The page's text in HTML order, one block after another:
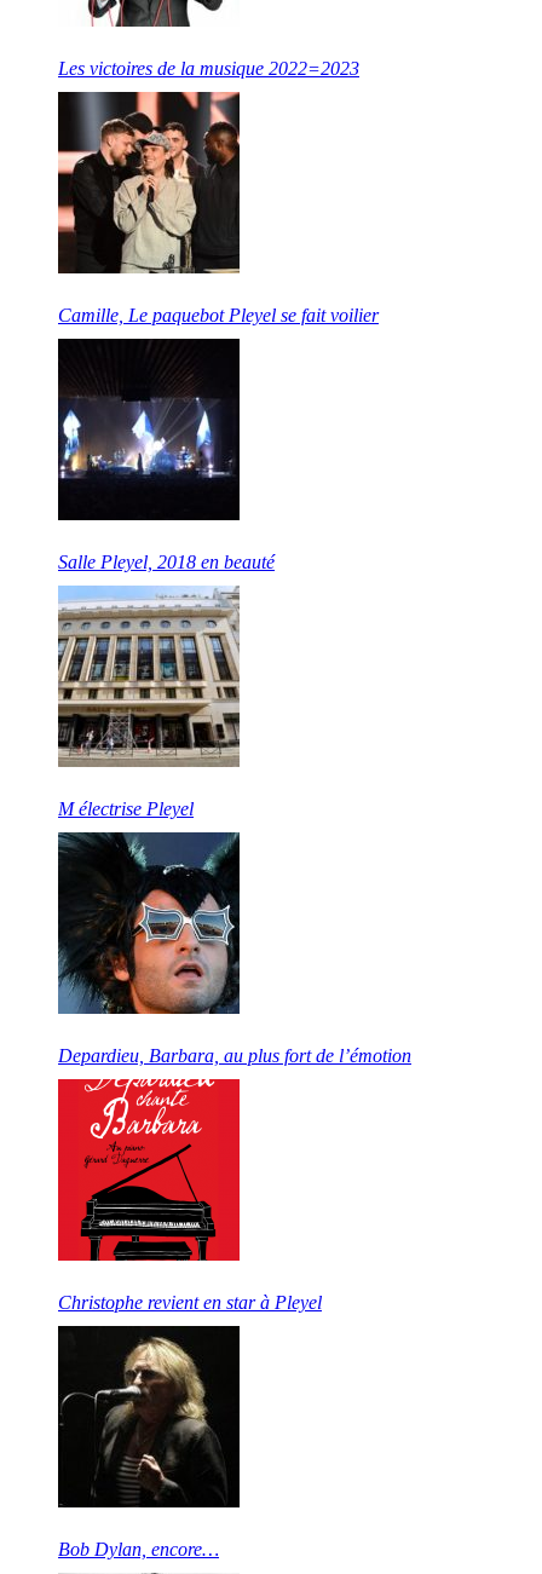
Les victoires de la musique 2022=2023
Camille, Le paquebot Pleyel se fait voilier
Salle Pleyel, 2018 en beauté
M électrise Pleyel
Depardieu, Barbara, au plus fort de l’émotion
Christophe revient en star à Pleyel
Bob Dylan, encore…